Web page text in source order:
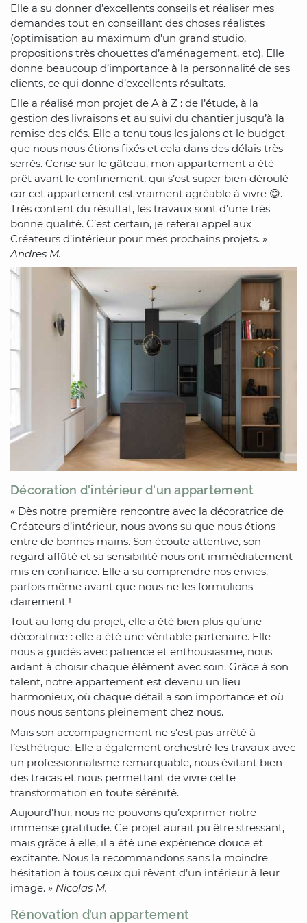
Elle a su donner d’excellents conseils et réaliser mes
demandes tout en conseillant des choses réalistes
(optimisation au maximum d’un grand studio,
propositions très chouettes d’aménagement, etc). Elle
donne beaucoup d’importance à la personnalité de ses
clients, ce qui donne d’excellents résultats.
Elle a réalisé mon projet de A à Z : de l’étude, à la
gestion des livraisons et au suivi du chantier jusqu’à la
remise des clés. Elle a tenu tous les jalons et le budget
que nous nous étions fixés et cela dans des délais très
serrés. Cerise sur le gâteau, mon appartement a été
prêt avant le confinement, qui s’est super bien déroulé
car cet appartement est vraiment agréable à vivre 😊.
Très content du résultat, les travaux sont d’une très
bonne qualité. C’est certain, je referai appel aux
Créateurs d’intérieur pour mes prochains projets. »
Andres M.
Décoration d'intérieur d'un appartement
« Dès notre première rencontre avec la décoratrice de
Créateurs d’intérieur, nous avons su que nous étions
entre de bonnes mains. Son écoute attentive, son
regard affûté et sa sensibilité nous ont immédiatement
mis en confiance. Elle a su comprendre nos envies,
parfois même avant que nous ne les formulions
clairement !
Tout au long du projet, elle a été bien plus qu’une
décoratrice : elle a été une véritable partenaire. Elle
nous a guidés avec patience et enthousiasme, nous
aidant à choisir chaque élément avec soin. Grâce à son
talent, notre appartement est devenu un lieu
harmonieux, où chaque détail a son importance et où
nous nous sentons pleinement chez nous.
Mais son accompagnement ne s’est pas arrêté à
l’esthétique. Elle a également orchestré les travaux avec
un professionnalisme remarquable, nous évitant bien
des tracas et nous permettant de vivre cette
transformation en toute sérénité.
Aujourd’hui, nous ne pouvons qu’exprimer notre
immense gratitude. Ce projet aurait pu être stressant,
mais grâce à elle, il a été une expérience douce et
excitante. Nous la recommandons sans la moindre
hésitation à tous ceux qui rêvent d’un intérieur à leur
image. » Nicolas M.
Rénovation d’un appartement